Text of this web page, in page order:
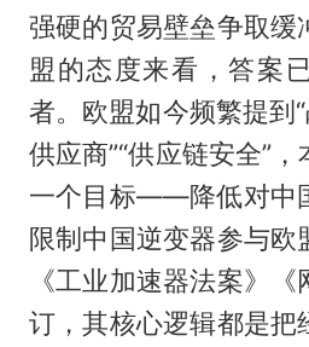
强硬的贸易壁垒争取缓
盟的态度来看，答案
者。欧盟如今频繁提到
供应商”“供应链安全”
一个目标——降低对中
限制中国逆变器参与欧
《工业加速器法案》
订，其核心逻辑都是把